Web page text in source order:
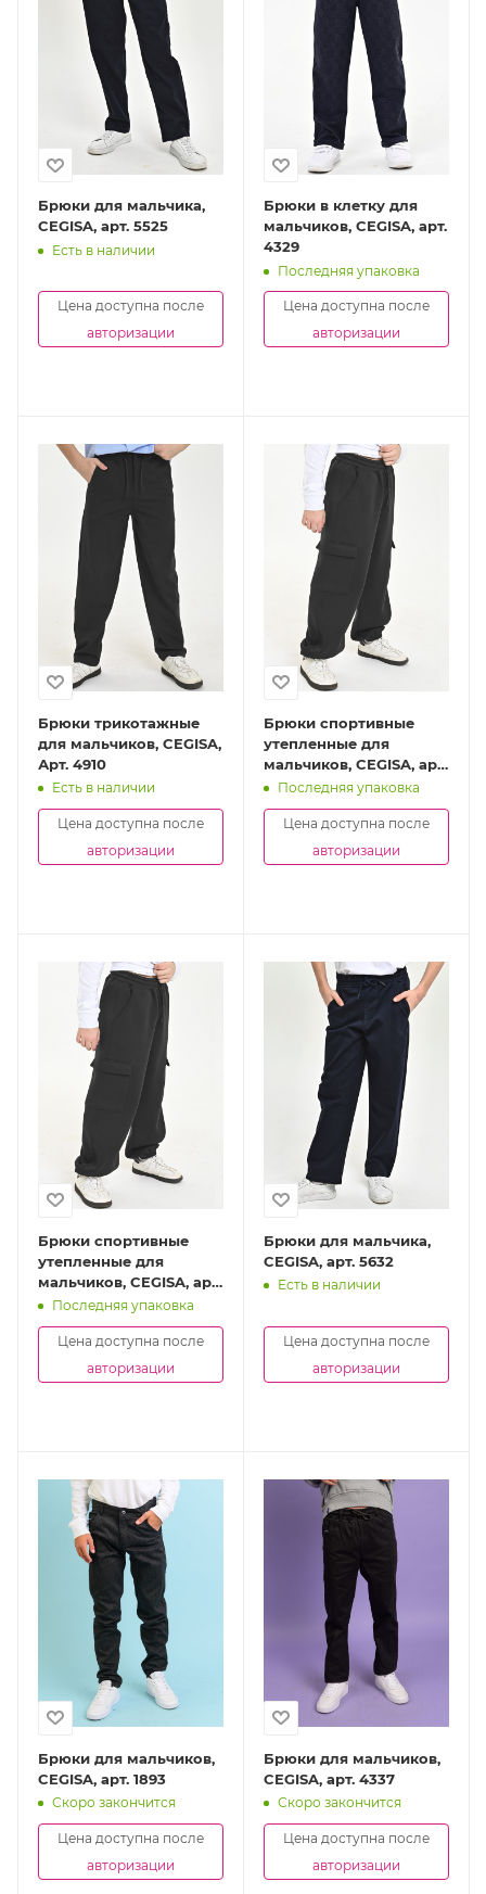
Брюки для мальчика,
CEGISA, арт. 5525
Есть в наличии
Цена доступна после
авторизации
Брюки в клетку для
мальчиков, CEGISA, арт.
4329
Последняя упаковка
Цена доступна после
авторизации
Брюки трикотажные
для мальчиков, CEGISA,
Арт. 4910
Есть в наличии
Цена доступна после
авторизации
Брюки спортивные
утепленные для
мальчиков, CEGISA, арт.
4904
Последняя упаковка
Цена доступна после
авторизации
Брюки спортивные
утепленные для
мальчиков, CEGISA, арт.
4902
Последняя упаковка
Цена доступна после
авторизации
Брюки для мальчика,
CEGISA, арт. 5632
Есть в наличии
Цена доступна после
авторизации
Брюки для мальчиков,
CEGISA, арт. 1893
Скоро закончится
Цена доступна после
авторизации
Брюки для мальчиков,
CEGISA, арт. 4337
Скоро закончится
Цена доступна после
авторизации